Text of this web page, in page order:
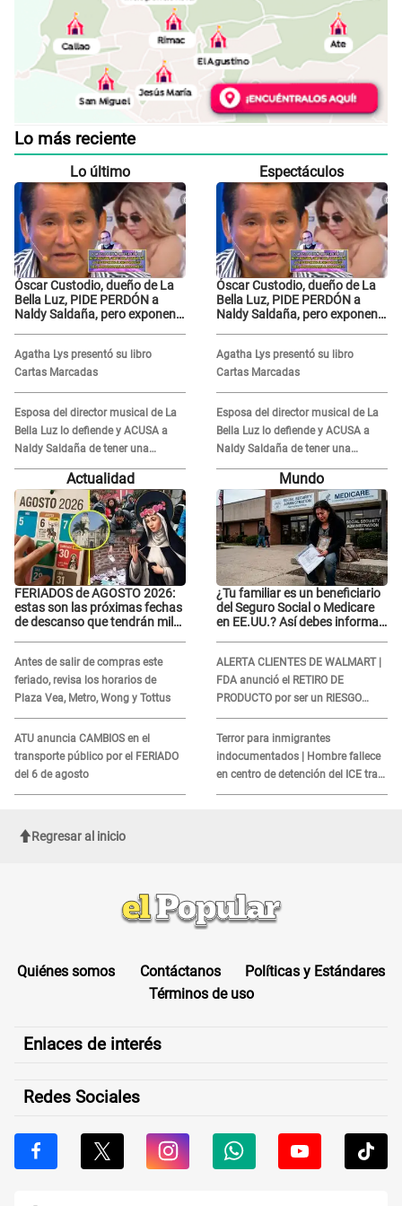
Lo más reciente
Lo último
Óscar Custodio, dueño de La
Bella Luz, PIDE PERDÓN a
Naldy Saldaña, pero exponen
grabar"
Agatha Lys presentó su libro
Cartas Marcadas
Esposa del director musical de La
Bella Luz lo defiende y ACUSA a
Naldy Saldaña de tener una
relación con él y otros integrantes
Espectáculos
Óscar Custodio, dueño de La
Bella Luz, PIDE PERDÓN a
Naldy Saldaña, pero exponen
grabar"
Agatha Lys presentó su libro
Cartas Marcadas
Esposa del director musical de La
Bella Luz lo defiende y ACUSA a
Naldy Saldaña de tener una
relación con él y otros integrantes
Actualidad
FERIADOS de AGOSTO 2026:
estas son las próximas fechas
de descanso que tendrán miles
Antes de salir de compras este
feriado, revisa los horarios de
Plaza Vea, Metro, Wong y Tottus
ATU anuncia CAMBIOS en el
transporte público por el FERIADO
del 6 de agosto
Mundo
¿Tu familiar es un beneficiario
del Seguro Social o Medicare
en EE.UU.? Así debes informar
ALERTA CLIENTES DE WALMART |
FDA anunció el RETIRO DE
PRODUCTO por ser un RIESGO
MORTAL para consumidores: ¿Cuál
es?
Terror para inmigrantes
indocumentados | Hombre fallece
en centro de detención del ICE tras
sufrir una "emergencia médica"
Regresar al inicio
Quiénes somos Contáctanos
Políticas y Estándares
Términos de uso
Enlaces de interés
Redes Sociales